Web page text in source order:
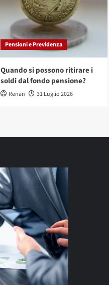
Pensioni e Previdenza
Quando si possono ritirare i
soldi dal fondo pensione?
Renan 31 Luglio 2026